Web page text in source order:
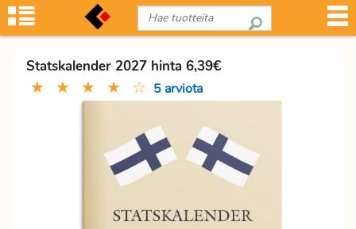
Statskalender 2027 hinta 6,39€
★ ★ ★ ★ ☆ 5 arviota